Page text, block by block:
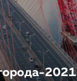
2021